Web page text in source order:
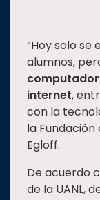
“Hoy solo
alumnos,
internet,
con la
la Fundación
Egloff.
De acuerdo
de la UANL,